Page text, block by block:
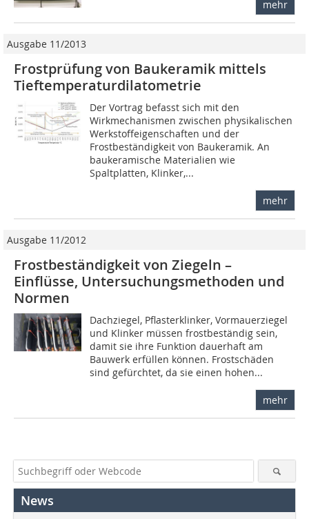
mehr
Ausgabe 11/2013
Frostprüfung von Baukeramik mittels
Tieftemperaturdilatometrie
Der Vortrag befasst sich mit den
Wirkmechanismen zwischen physikalischen
Werkstoffeigenschaften und der
Frostbeständigkeit von Baukeramik. An
baukeramische Materialien wie
Spaltplatten, Klinker,...
mehr
Ausgabe 11/2012
Frostbeständigkeit von Ziegeln –
Einflüsse, Untersuchungsmethoden und
Normen
Dachziegel, Pflasterklinker, Vormauerziegel
und Klinker müssen frostbeständig sein,
damit sie ihre Funktion dauerhaft am
Bauwerk erfüllen können. Frostschäden
sind gefürchtet, da sie einen hohen...
mehr
News